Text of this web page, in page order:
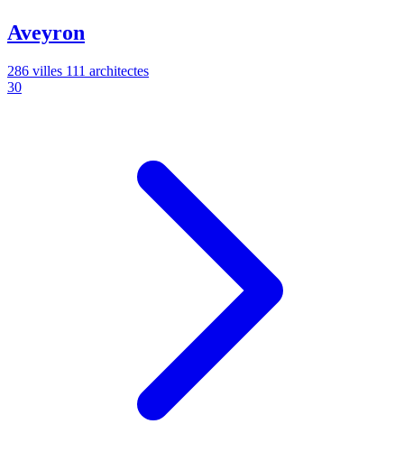
Aveyron
286 villes 111 architectes
30